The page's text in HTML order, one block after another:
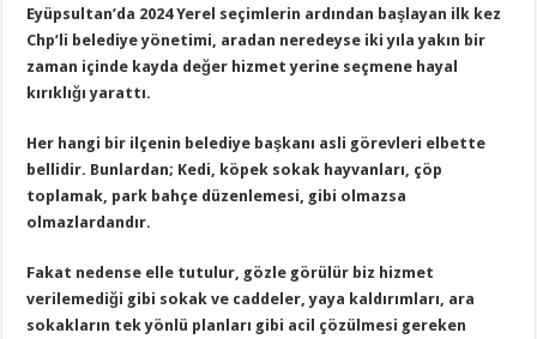
Eyüpsultan’da 2024 Yerel seçimlerin ardından başlayan ilk kez
Chp’li belediye yönetimi, aradan neredeyse iki yıla yakın bir
zaman içinde kayda değer hizmet yerine seçmene hayal
kırıklığı yarattı.
Her hangi bir ilçenin belediye başkanı asli görevleri elbette
bellidir. Bunlardan; Kedi, köpek sokak hayvanları, çöp
toplamak, park bahçe düzenlemesi, gibi olmazsa
olmazlardandır.
Fakat nedense elle tutulur, gözle görülür biz hizmet
verilemediği gibi sokak ve caddeler, yaya kaldırımları, ara
sokakların tek yönlü planları gibi acil çözülmesi gereken